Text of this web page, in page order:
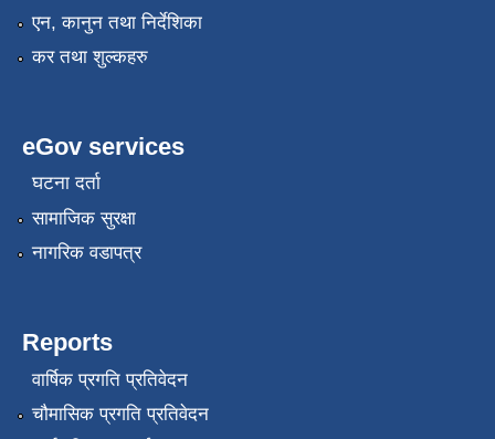
एन, कानुन तथा निर्देशिका
कर तथा शुल्कहरु
eGov services
घटना दर्ता
सामाजिक सुरक्षा
नागरिक वडापत्र
Reports
वार्षिक प्रगति प्रतिवेदन
चौमासिक प्रगति प्रतिवेदन